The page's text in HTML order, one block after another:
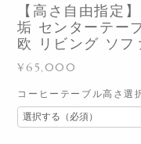
【高さ自由指定
垢 センターテー
欧 リビング ソフ
¥65,000
コーヒーテーブル高さ選